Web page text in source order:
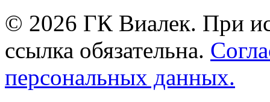
© 2026 ГК Виалек. При
ссылка обязательна.
персональных данных.